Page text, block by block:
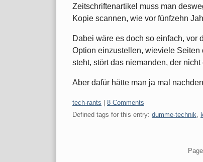
Zeitschriftenartikel muss man
Kopie scannen, wie vor fünfzehn
Dabei wäre es doch so einfach, vor
Option einzustellen, wieviele
steht, stört das niemanden, der
Aber dafür hätte man ja mal
Categories:
tech-rants
8 Comments
Defined tags for this entry: dumme-technik,